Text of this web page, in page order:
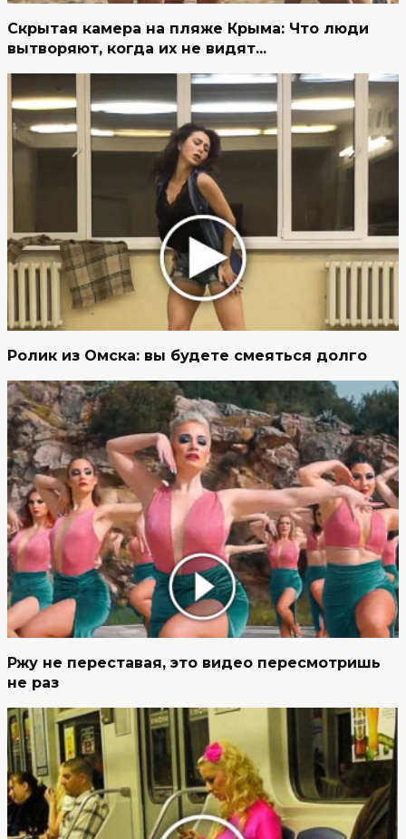
Скрытая камера на пляже Крыма: Что люди
вытворяют, когда их не видят...
Ролик из Омска: вы будете смеяться долго
Ржу не переставая, это видео пересмотришь
не раз